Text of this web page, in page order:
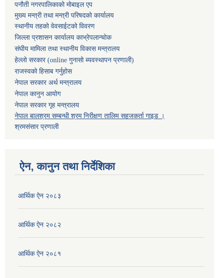
पनौती नगरपालिकाको मोबाइल एप
मुख्य मन्त्री तथा मन्त्री परिषदको कार्यालय
स्थानीय तहको वेवसाईटको विवरण
जिल्ला प्रशासन कार्यालय काभ्रेपलान्चोक
संघीय मामिला तथा स्थानीय विकास मन्त्रालय
हेल्लो सरकार (online गुनासो ब्यवस्थापन प्रणाली)
राजस्वको हिसाब गर्नुहोस
नेपाल सरकार अर्थ मन्त्रालय
नेपाल कानुन आयोग
नेपाल सरकार गृह मन्त्रालय
नेपाल बालश्रम सम्बन्धी श्रम निरीक्षण तालिम सहजकर्ता गाइड ।
श्रमसंसार प्रणाली
ऐन, कानुन तथा निर्देशिका
आर्थिक ऐन २०८३
आर्थिक ऐन २०८२
आर्थिक ऐन २०८१